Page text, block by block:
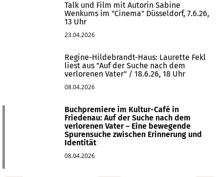
Talk und Film mit Autorin Sabine
Wenkums im "Cinema" Düsseldorf, 7.6.26,
13 Uhr
23.04.2026
Regine-Hildebrandt-Haus: Laurette Fekl
liest aus "Auf der Suche nach dem
verlorenen Vater" / 18.6.26, 18 Uhr
08.04.2026
Buchpremiere im Kultur-Café in
Friedenau: Auf der Suche nach dem
verlorenen Vater – Eine bewegende
Spurensuche zwischen Erinnerung und
Identität
08.04.2026